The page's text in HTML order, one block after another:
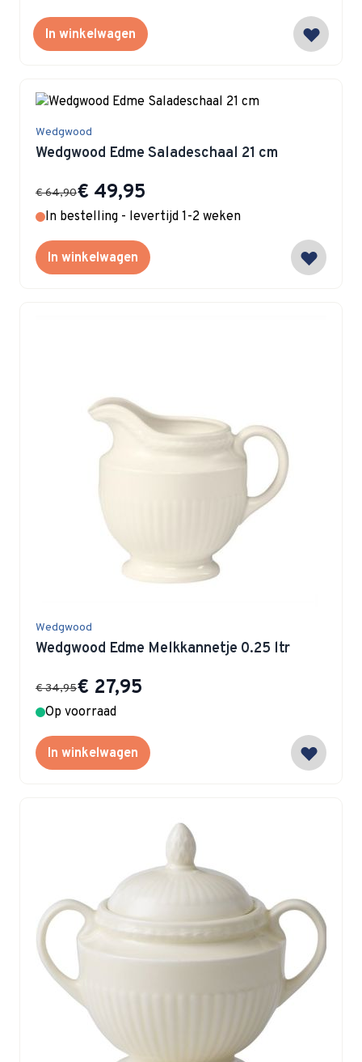
In winkelwagen
Wedgwood
Wedgwood Edme Saladeschaal 21 cm
Special Price
€ 49,95
€ 64,90
In bestelling - levertijd 1-2 weken
In winkelwagen
Wedgwood
Wedgwood Edme Melkkannetje 0.25 ltr
Special Price
€ 27,95
€ 34,95
Op voorraad
In winkelwagen